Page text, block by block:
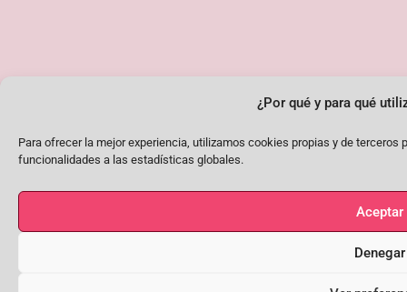
¿Por qué y para qué
Para ofrecer la mejor experiencia, utilizamos cookies propias y de
funcionalidades a las estadísticas globales.
Aceptar
Denegar